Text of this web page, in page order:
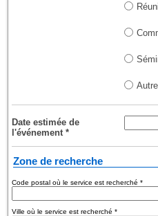
Autre
Date estimée de
l'événement*
Zone de recherche
Code postal où le service est recherché*
Ville où le service est recherché*